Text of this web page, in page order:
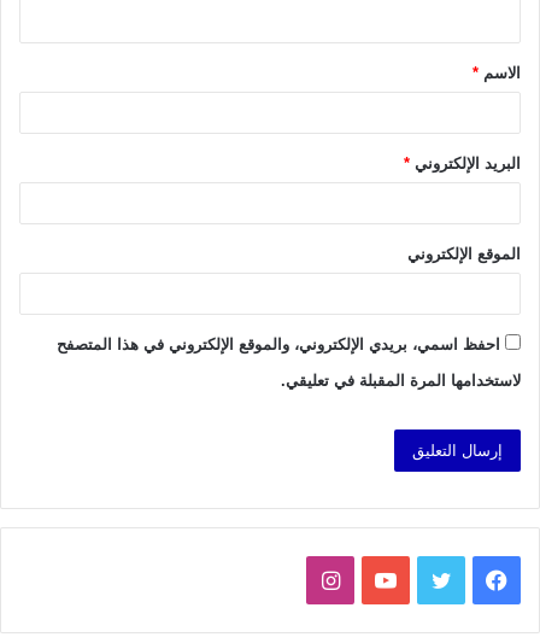
ق
*الاسم *
البريد الإلكتروني *
الموقع الإلكتروني
احفظ اسمي، بريدي الإلكتروني، والموقع الإلكتروني في هذا المتصفح
لاستخدامها المرة المقبلة في تعليقي.
فيسبوك تويتر يوتيوبانستقرام